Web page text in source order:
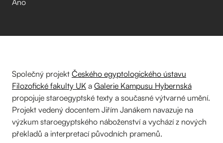
Společný projekt Českého egyptologického ústavu
Filozofické fakulty UK a Galerie Kampusu Hybernská
propojuje staroegyptské texty a současné výtvarné umění.
Projekt vedený docentem Jiřím Janákem navazuje na
výzkum staroegyptského náboženství a vychází z nových
překladů a interpretací původních pramenů.